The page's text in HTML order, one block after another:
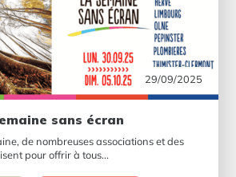
29/09/2025
sans écran
de nombreuses associations et des
pour offrir à tous...